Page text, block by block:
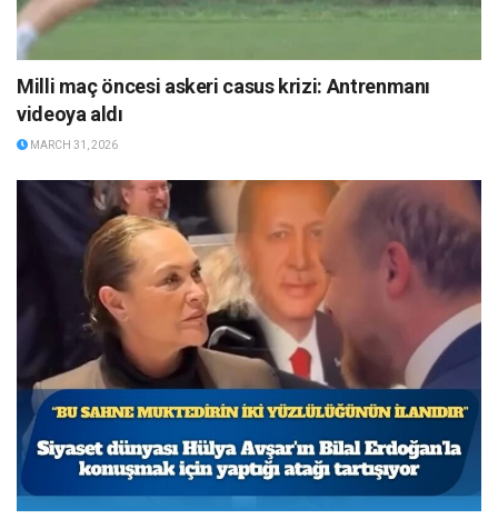
Milli maç öncesi askeri casus krizi: Antrenmanı
videoya aldı
MARCH 31, 2026